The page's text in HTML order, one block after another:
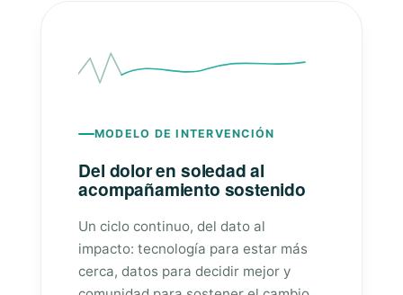
MODELO DE INTERVENCIÓN
Del dolor en soledad al
acompañamiento sostenido
Un ciclo continuo, del dato al
impacto: tecnología para estar más
cerca, datos para decidir mejor y